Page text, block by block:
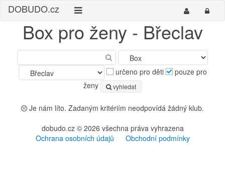
DOBUDO.cz
Box pro ženy - Břeclav
určeno pro děti
pouze pro
ženy
vyhledat
Je nám líto. Zadaným kritériím neodpovídá žádný klub.
dobudo.cz © 2026 všechna práva vyhrazena
Ochrana osobních údajů
Obchodní podmínky